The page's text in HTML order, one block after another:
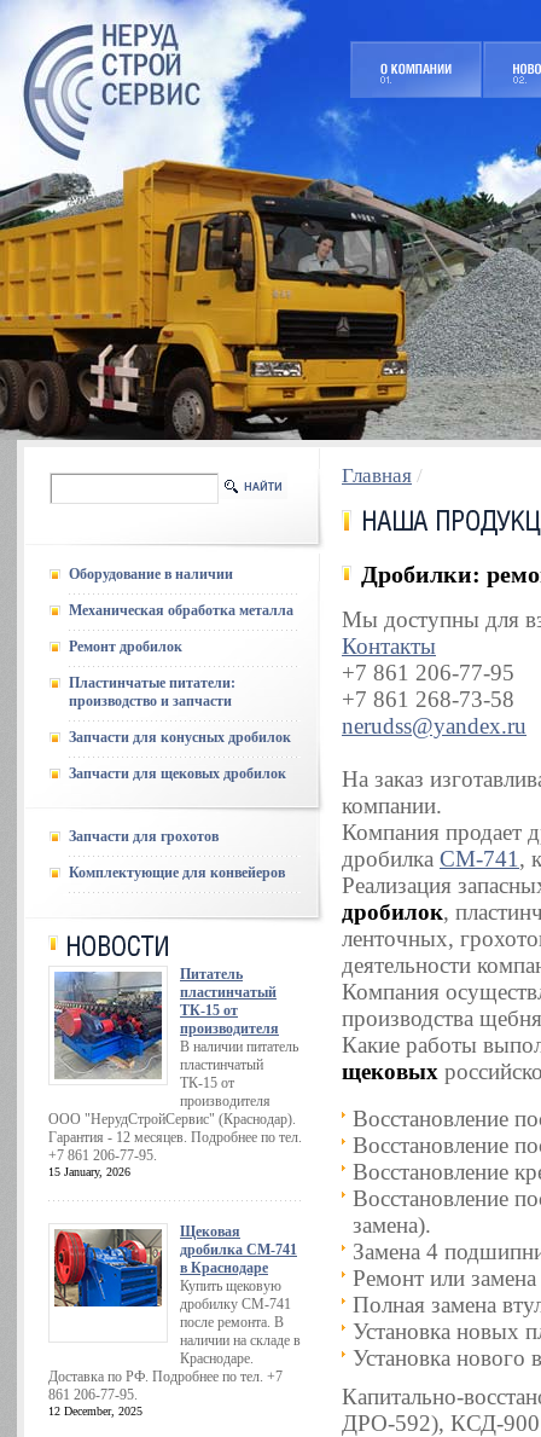
Оборудование в наличии
Механическая обработка металла
Ремонт дробилок
Пластинчатые питатели:
производство и запчасти
Запчасти для конусных дробилок
Запчасти для щековых дробилок
Запчасти для грохотов
Комплектующие для конвейеров
Питатель
пластинчатый
ТК-15 от
производителя
В наличии питатель
пластинчатый
ТК-15 от
производителя
ООО "НерудСтройСервис" (Краснодар).
Гарантия - 12 месяцев. Подробнее по тел.
+7 861 206-77-95.
15 January, 2026
Щековая
дробилка СМ-741
в Краснодаре
Купить щековую
дробилку СМ-741
после ремонта. В
наличии на складе в
Краснодаре.
Доставка по РФ. Подробнее по тел. +7
861 206-77-95.
12 December, 2025
Главная /
Дробилки:
Мы доступны для
Контакты
+7 861 206-77-95
+7 861 268-73-58
nerudss@yandex.ru
На заказ
компании.
Компания продает
дробилка СМ-741 ,
Реализация
дробилок,
ленточных,
деятельности
Компания
производства
Какие работы
щековых
Восстановление
Восстановление
Восстановление
Восстановление
замена).
Замена 4
Ремонт или
Полная замена
Установка новых
Установка нового
Капитально-
ДРО-592), КСД-900